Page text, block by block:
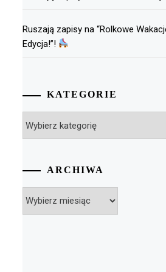
Ruszają zapisy na “Rolkowe
Edycja!”!
KATEGORIE
ARCHIWA